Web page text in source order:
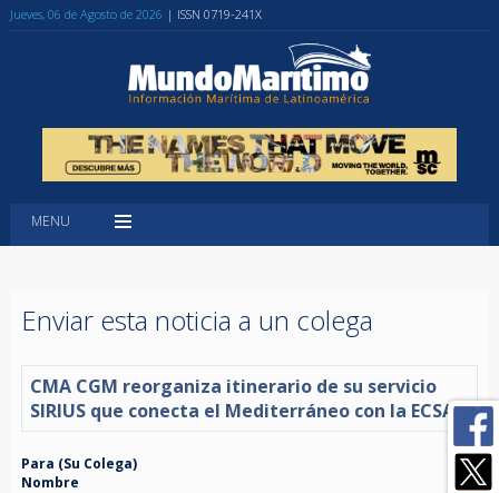
Jueves, 06 de Agosto de 2026 | ISSN 0719-241X
MENU
Enviar esta noticia a un colega
CMA CGM reorganiza itinerario de su servicio
SIRIUS que conecta el Mediterráneo con la ECSA
Para (Su Colega)
Nombre